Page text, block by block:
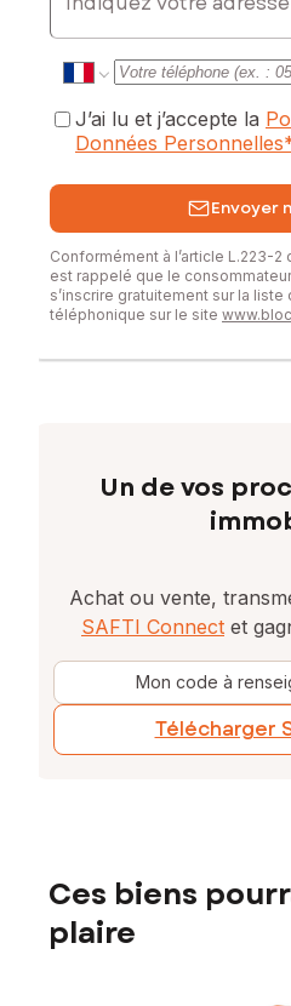
J’ai lu et j’accepte la
Données Personnelles
Envoyer
Conformément à l’article L.223-
est rappelé que le
s’inscrire gratuitement sur la
téléphonique sur le site
Un de vos
Achat ou vente,
SAFTI Connect et
Mon code à
Télécharger
Ces biens
plaire